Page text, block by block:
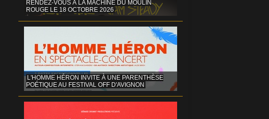
RENDEZ-VOUS À LA MACHINE DU MOULIN
ROUGE LE 18 OCTOBRE 2026
L'HOMME HÉRON INVITE À UNE PARENTHÈSE
POÉTIQUE AU FESTIVAL OFF D'AVIGNON